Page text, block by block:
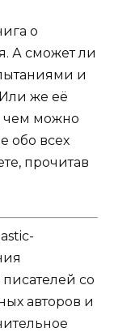
о
А сможет ли
и
же её
чем можно
обо всех
прочитав
со
авторов и